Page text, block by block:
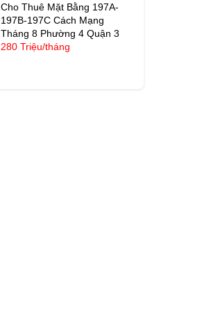
Cho Thuê Mặt Bằng 197A-
197B-197C Cách Mạng
Tháng 8 Phường 4 Quận 3
280 Triệu/tháng